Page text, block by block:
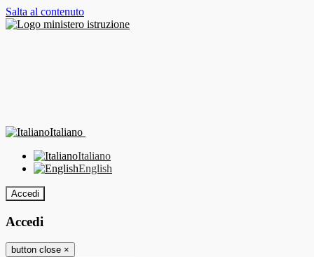
Salta al contenuto
Italiano
Italiano
English
Accedi
Accedi
button close ×